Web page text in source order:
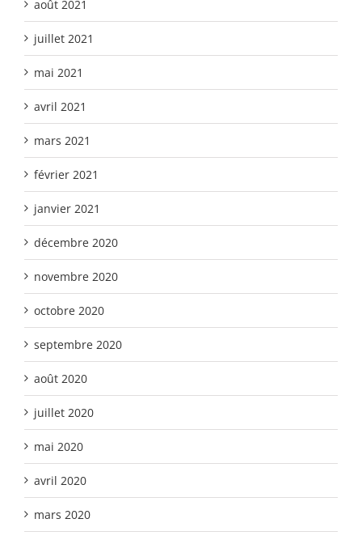
août 2021
juillet 2021
mai 2021
avril 2021
mars 2021
février 2021
janvier 2021
décembre 2020
novembre 2020
octobre 2020
septembre 2020
août 2020
juillet 2020
mai 2020
avril 2020
mars 2020